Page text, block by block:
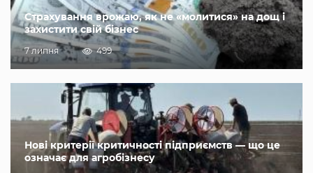
Страхування врожаю, як не «молитися» на дощ і
захистити свій бізнес
7 липня 499
Нові критерії критичності підприємств — що це
означає для агробізнесу